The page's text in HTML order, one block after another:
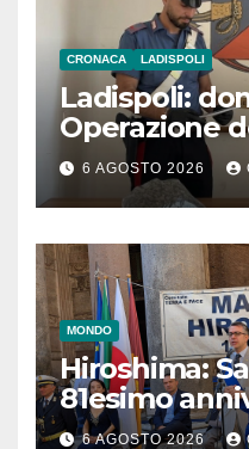
CRONACA LADISPOLI
Ladispoli:
Operazione
6 AGOSTO 2026
MONDO
Hiroshima:
81esimo
monito per
6 AGOSTO 2026